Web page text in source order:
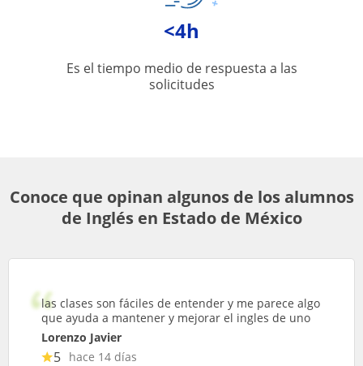
<4h
Es el tiempo medio de respuesta a las
solicitudes
Conoce que opinan algunos de los alumnos
de Inglés en Estado de México
las clases son fáciles de entender y me parece algo
que ayuda a mantener y mejorar el ingles de uno
Lorenzo Javier
5 hace 14 días